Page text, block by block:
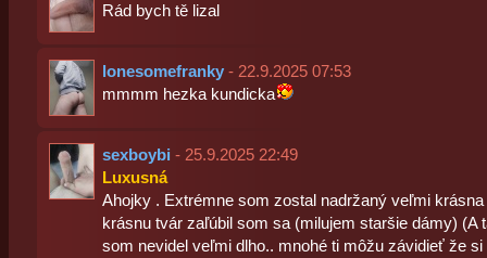
Rád bych tě lizal
lonesomefranky- 22.9.2025 07:53
mmmm hezka kundicka
sexboybi - 25.9.2025 22:49
Luxusná
Ahojky . Extrémne som zostal nadržaný veľmi
krásnu tvár zaľúbil som sa (milujem staršie dámy) (A
som nevidel veľmi dlho.. mnohé ti môžu závidieť že